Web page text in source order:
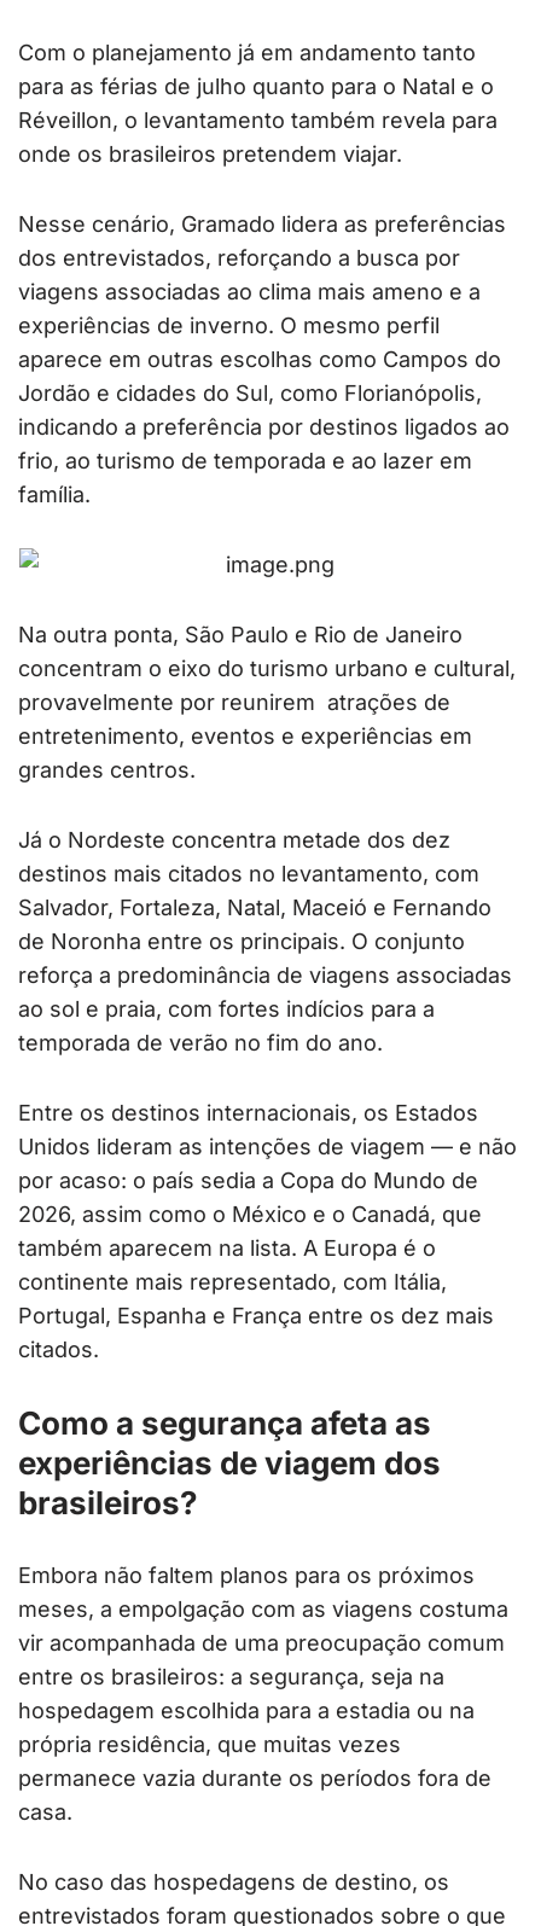
Com o planejamento já em andamento tanto
para as férias de julho quanto para o Natal e o
Réveillon, o levantamento também revela para
onde os brasileiros pretendem viajar.
Nesse cenário, Gramado lidera as preferências
dos entrevistados, reforçando a busca por
viagens associadas ao clima mais ameno e a
experiências de inverno. O mesmo perfil
aparece em outras escolhas como Campos do
Jordão e cidades do Sul, como Florianópolis,
indicando a preferência por destinos ligados ao
frio, ao turismo de temporada e ao lazer em
família.
Na outra ponta, São Paulo e Rio de Janeiro
concentram o eixo do turismo urbano e cultural,
provavelmente por reunirem atrações de
entretenimento, eventos e experiências em
grandes centros.
Já o Nordeste concentra metade dos dez
destinos mais citados no levantamento, com
Salvador, Fortaleza, Natal, Maceió e Fernando
de Noronha entre os principais. O conjunto
reforça a predominância de viagens associadas
ao sol e praia, com fortes indícios para a
temporada de verão no fim do ano.
Entre os destinos internacionais, os Estados
Unidos lideram as intenções de viagem — e não
por acaso: o país sedia a Copa do Mundo de
2026, assim como o México e o Canadá, que
também aparecem na lista. A Europa é o
continente mais representado, com Itália,
Portugal, Espanha e França entre os dez mais
citados.
Como a segurança afeta as
experiências de viagem dos
brasileiros?
Embora não faltem planos para os próximos
meses, a empolgação com as viagens costuma
vir acompanhada de uma preocupação comum
entre os brasileiros: a segurança, seja na
hospedagem escolhida para a estadia ou na
própria residência, que muitas vezes
permanece vazia durante os períodos fora de
casa.
No caso das hospedagens de destino, os
entrevistados foram questionados sobre o que